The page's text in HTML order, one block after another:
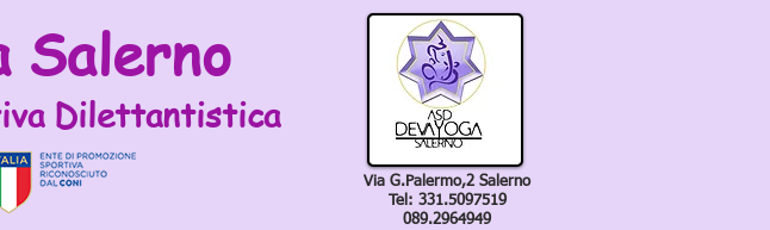
Salerno
Dilettantistica
Via G.Palermo,2 Salerno
Tel: 331.5097519
089.2964949